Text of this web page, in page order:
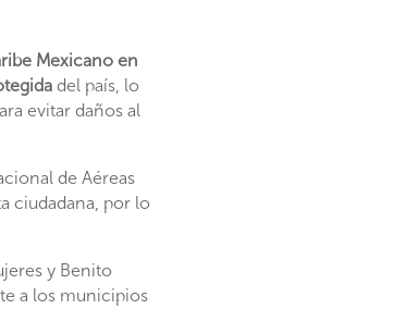
Mexicano en
del país, lo
evitar daños al
de Aéreas
ciudadana, por lo
y Benito
a los municipios